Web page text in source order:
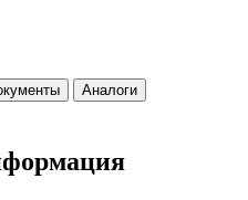
Аналоги